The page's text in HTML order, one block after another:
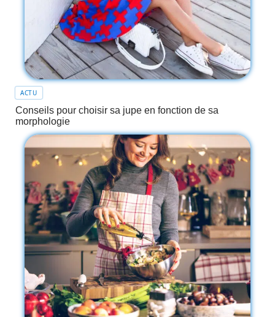
ACTU
Conseils pour choisir sa jupe en fonction de sa
morphologie